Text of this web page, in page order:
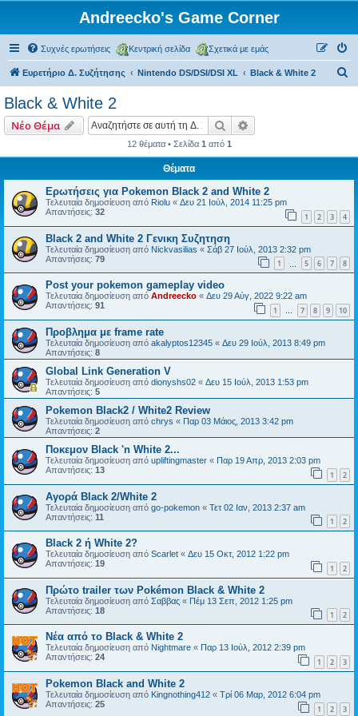
Andreecko's Game Corner
Συχνές ερωτήσεις Κεντρική σελίδα Σχετικά με εμάς
Ευρετήριο Δ. Συζήτησης Nintendo DS/DSI/DSI XL Black & White 2
η
Black & White 2
Νέο Θέμα Αναζήτηση
12 θέματα • Σελίδα 1 από 1
Θέματα
Ερωτήσεις για Pokemon Black 2 and White 2
Τελευταία δημοσίευση από Riolu « Δευ 21 Ιούλ, 2014 11:25 pm
Απαντήσεις: 32 1 2 3 4
Black 2 and White 2 Γενικη Συζητηση
Τελευταία δημοσίευση από Nickvasilias « Σάβ 27 Ιούλ, 2013 2:32 pm
Απαντήσεις: 79 1 5 6 7 8
Post your pokemon gameplay video
Τελευταία δημοσίευση από Andreecko « Δευ 29 Αύγ, 2022 9:22 am
Απαντήσεις: 91 1 … 7 8 9 10
Προβλημα με frame rate
Τελευταία δημοσίευση από akalyptos12345 « Δευ 29 Ιούλ, 2013 8:49 pm
Απαντήσεις: 8
Global Link Generation V
Τελευταία δημοσίευση από dionyshs02 « Δευ 15 Ιούλ, 2013 1:53 pm
Απαντήσεις: 5
Pokemon Black2 / White2 Review
Τελευταία δημοσίευση από chrys « Παρ 03 Μάιος, 2013 3:42 pm
Απαντήσεις: 2
Ποκεμον Black 'n White 2...
Τελευταία δημοσίευση από upliftingmaster « Παρ 19 Απρ, 2013 2:03 pm
Απαντήσεις: 13 1 2
Αγορά Black 2/White 2
Τελευταία δημοσίευση από go-pokemon « Τετ 02 Ιαν, 2013 2:37 am
Απαντήσεις: 11 1 2
Black 2 ή White 2?
Τελευταία δημοσίευση από Scarlet « Δευ 15 Οκτ, 2012 1:22 pm
Απαντήσεις: 19 1 2
Πρώτο trailer των Pokémon Black & White 2
Τελευταία δημοσίευση από Σαββας « Πέμ 13 Σεπ, 2012 1:25 pm
Απαντήσεις: 18 1 2
Νέα από το Black & White 2
Τελευταία δημοσίευση από Nightmare « Παρ 13 Ιούλ, 2012 2:39 pm
Απαντήσεις: 24 1 2 3
Pokemon Black and White 2
Τελευταία δημοσίευση από Kingnothing412 « Τρί 06 Μαρ, 2012 6:04 pm
Απαντήσεις: 25 1 2 3